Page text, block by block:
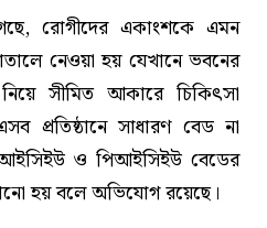
রোগীদের একাংশকে এমন
নেওয়া হয় যেখানে ভবনের
সীমিত আকারে চিকিৎসা
প্রতিষ্ঠানে সাধারণ বেড না
ও পিআইসিইউ বেডের
হয় বলে অভিযোগ রয়েছে।